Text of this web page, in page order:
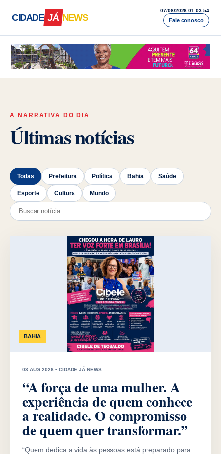
CIDADE JÁ NEWS
07/08/2026 01:03:56
Fale conosco
A NARRATIVA DO DIA
Últimas notícias
Todas Prefeitura Política Bahia Saúde
Esporte Cultura Mundo
Pesquisar
BAHIA
03 AUG 2026 • CIDADE JÁ NEWS
“A força de uma mulher. A
experiência de quem conhece
a realidade. O compromisso
de quem quer transformar.”
“Quem dedica a vida às pessoas está preparado para